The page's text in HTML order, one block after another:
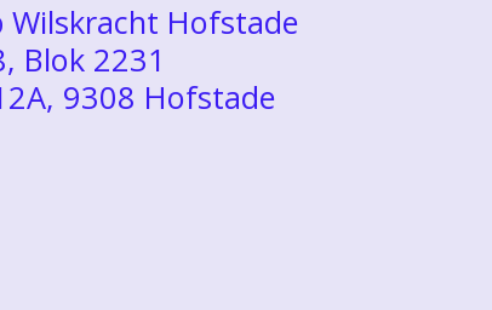
Wilskracht Hofstade
Blok 2231
9308 Hofstade